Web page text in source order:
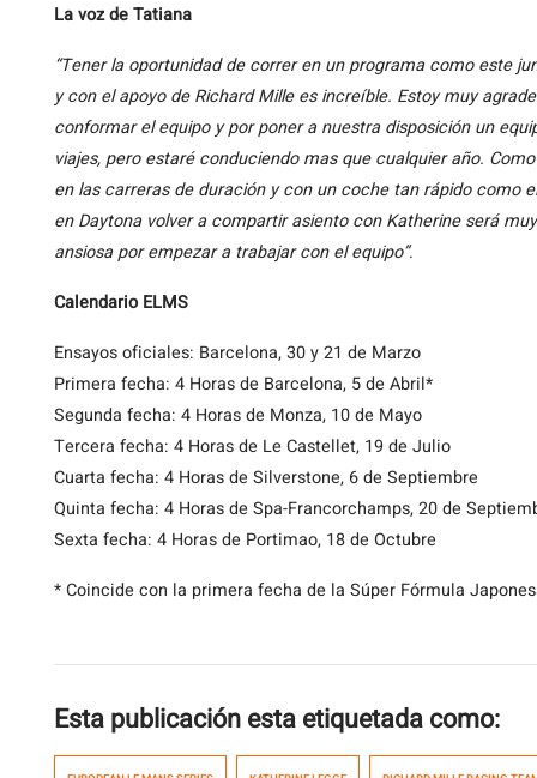
La voz de Tatiana
“Tener la oportunidad de correr en un programa como este
y con el apoyo de Richard Mille es increíble. Estoy muy
conformar el equipo y por poner a nuestra disposición un
viajes, pero estaré conduciendo mas que cualquier año.
en las carreras de duración y con un coche tan rápido como
en Daytona volver a compartir asiento con Katherine será
ansiosa por empezar a trabajar con el equipo”.
Calendario ELMS
Ensayos oficiales: Barcelona, 30 y 21 de Marzo
Primera fecha: 4 Horas de Barcelona, 5 de Abril*
Segunda fecha: 4 Horas de Monza, 10 de Mayo
Tercera fecha: 4 Horas de Le Castellet, 19 de Julio
Cuarta fecha: 4 Horas de Silverstone, 6 de Septiembre
Quinta fecha: 4 Horas de Spa-Francorchamps, 20 de
Sexta fecha: 4 Horas de Portimao, 18 de Octubre
* Coincide con la primera fecha de la Súper Fórmula
Esta publicación esta etiquetada como: